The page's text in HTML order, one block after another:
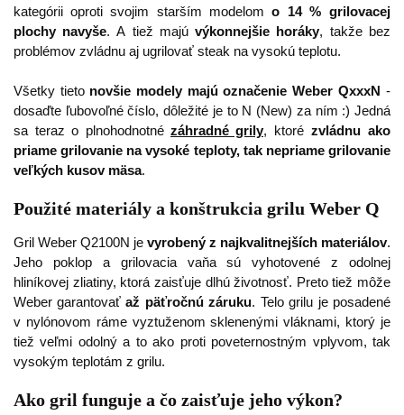
kategórii oproti svojim starším modelom o 14 % grilovacej
plochy navyše. A tiež majú výkonnejšie horáky, takže bez
problémov zvládnu aj ugrilovať steak na vysokú teplotu.
Všetky tieto novšie modely majú označenie Weber QxxxN -
dosaďte ľubovoľné číslo, dôležité je to N (New) za ním :) Jedná
sa teraz o plnohodnotné záhradné grily, ktoré zvládnu ako
priame grilovanie na vysoké teploty, tak nepriame grilovanie
veľkých kusov mäsa.
Použité materiály a konštrukcia grilu Weber Q
Gril Weber Q2100N je vyrobený z najkvalitnejších materiálov.
Jeho poklop a grilovacia vaňa sú vyhotovené z odolnej
hliníkovej zliatiny, ktorá zaisťuje dlhú životnosť. Preto tiež môže
Weber garantovať až päťročnú záruku. Telo grilu je posadené
v nylónovom ráme vyztuženom sklenenými vláknami, ktorý je
tiež veľmi odolný a to ako proti poveternostným vplyvom, tak
vysokým teplotám z grilu.
Ako gril funguje a čo zaisťuje jeho výkon?